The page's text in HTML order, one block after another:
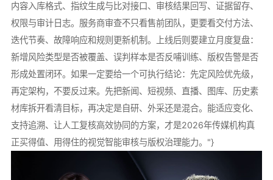
内容入库格式、指纹生成与比对接口、审核结果回写、证据留存、
权限与审计日志。服务商审查不只看售前团队，更要看交付方法、
迭代节奏、故障响应和规则更新机制。上线后则要建立月度复盘：
新增风险类型是否被覆盖、误判样本是否反哺训练、版权告警是否
形成处置闭环。如果一定要给一个可执行结论：先定风险优先级，
再定架构，不要反过来。先把新闻、短视频、直播、图库、历史素
材库拆开看清目标，再决定是自研、外采还是混合。能适应变化、
支持追溯、让人工复核高效协同的方案，才是2026年传媒机构真
正买得值、用得住的视觉智能审核与版权治理能力。"}